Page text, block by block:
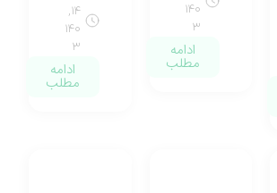
۱۴۰
۳
ادامه
مطلب
۱۴,
۱۴۰
۳
ادامه
مطلب